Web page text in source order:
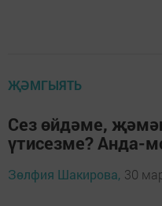
ҖӘМГЫЯТЬ
Сез өйдәме,
үтисезме? Анда-
Зөлфия Шакирова, 30